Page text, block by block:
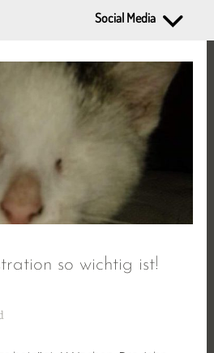
so wichtig ist!
Social Media